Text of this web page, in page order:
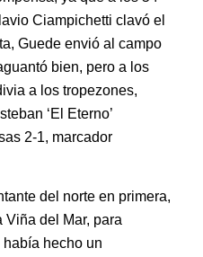
Ciampichetti clavó el
Guede envió al campo
bien, pero a los
a los tropezones,
‘El Eterno’
2-1, marcador
del norte en primera,
del Mar, para
hecho un